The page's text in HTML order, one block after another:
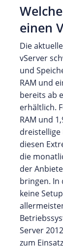
einen
Die
vServer
und
RAM und
bereits ab
erhältlich.
RAM und
dreistellige
diesen
die
der
bringen. In
keine
Server
zum